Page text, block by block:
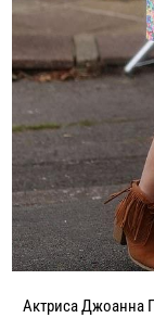
Актриса Джоанна